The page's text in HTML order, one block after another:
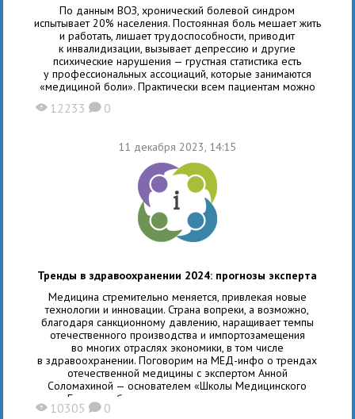
По данным ВОЗ, хронический болевой синдром
испытывает 20% населения. Постоянная боль мешает жить
и работать, лишает трудоспособности, приводит
к инвалидизации, вызывает депрессию и другие
психические нарушения — грустная статистика есть
у профессиональных ассоциаций, которые занимаются
«медициной боли». Практически всем пациентам можно
помочь, как минимум, значительно улучшить качество
их жизни. Об этом - на МЕД-инфо. Однако, «медицина
X 12233 K 0
11 декабря 2023, 14:15
Тренды в здравоохранении 2024: прогнозы эксперта
Медицина стремительно меняется, привлекая новые
технологии и инновации. Страна вопреки, а возможно,
благодаря санкционному давлению, наращивает темпы
отечественного производства и импортозамещения
во многих отраслях экономики, в том числе
в здравоохранении. Поговорим на МЕД-инфо о трендах
отечественной медицины с экспертом Анной
Соломахиной — основателем «Школы Медицинского
Бизнеса», бизнес-консультантом по открытию
и управлению клиниками, организатором системы
X 10305 K 0